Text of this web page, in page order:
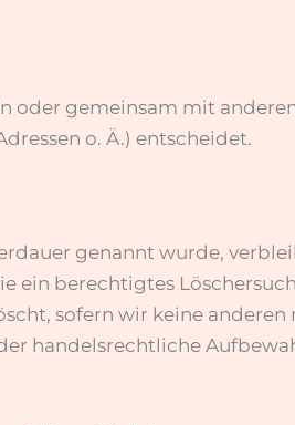
oder gemeinsam mit
o. Ä.) entscheidet.
genannt wurde,
ein berechtigtes
sofern wir keine anderen
handelsrechtliche